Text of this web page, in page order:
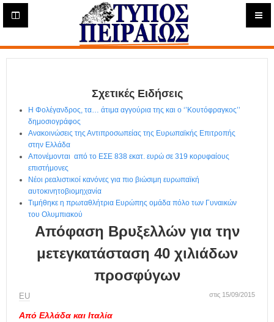
Η
ε
ρ
Σχετικές Ειδήσεις
Η Φολέγανδρος, τα… άτιμα αγγούρια της και ο ‘’Κουτόφραγκος’’
δημοσιογράφος
Ανακοινώσεις της Αντιπροσωπείας της Ευρωπαϊκής Επιτροπής
στην Ελλάδα
Απονέμονται από το ΕΣΕ 838 εκατ. ευρώ σε 319 κορυφαίους
επιστήμονες
Νέοι ρεαλιστικοί κανόνες για πιο βιώσιμη ευρωπαϊκή
αυτοκινητοβιομηχανία
Τιμήθηκε η πρωταθλήτρια Ευρώπης ομάδα πόλο των Γυναικών
του Ολυμπιακού
Απόφαση Βρυξελλών για την
μετεγκατάσταση 40 χιλιάδων
προσφύγων
ΕU στις 15/09/2015
Από Ελλάδα και Ιταλία